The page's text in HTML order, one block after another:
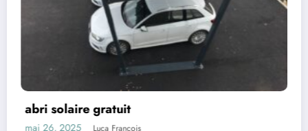
abri solaire gratuit
mai 26, 2025 Luca Francois